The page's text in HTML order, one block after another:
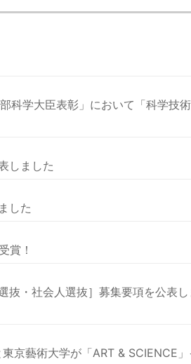
科学大臣表彰」において「科学技
しました
した
賞！
・社会人選抜］募集要項を公表し
京藝術大学が「ART & SCIENCE」